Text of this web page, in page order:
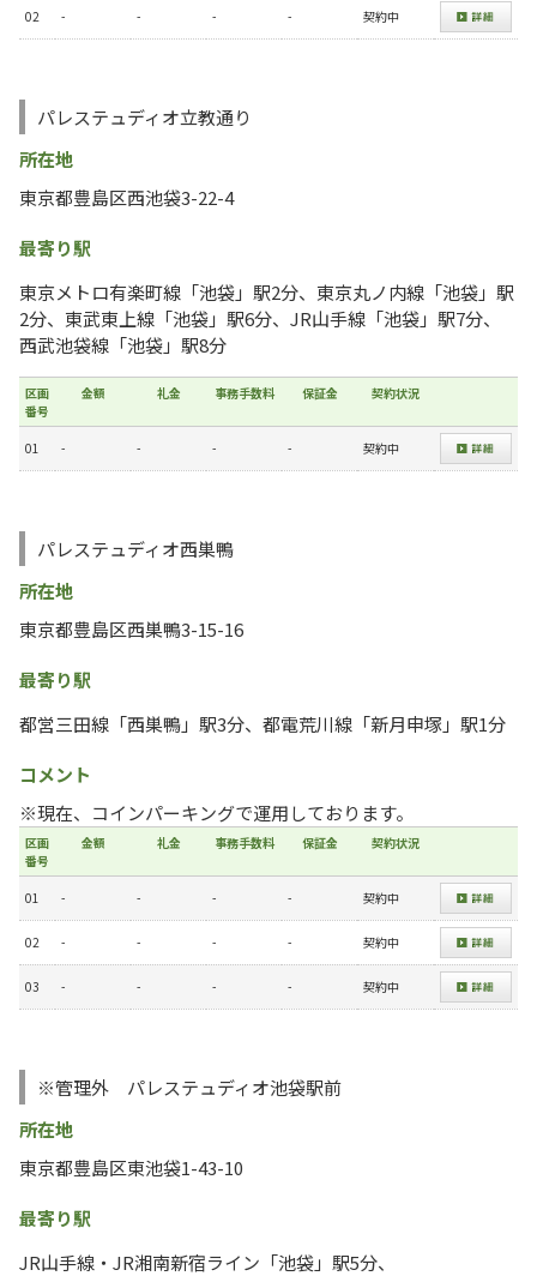
02 - - - - 契約中
パレステュディオ立教通り
所在地
東京都豊島区西池袋3-22-4
最寄り駅
東京メトロ有楽町線「池袋」駅2分、東京丸ノ内線「池袋」駅
2分、東武東上線「池袋」駅6分、JR山手線「池袋」駅7分、
西武池袋線「池袋」駅8分
区画
番号
金額 礼金 事務手数料 保証金 契約状況
01 - - - - 契約中
パレステュディオ西巣鴨
所在地
東京都豊島区西巣鴨3-15-16
最寄り駅
都営三田線「西巣鴨」駅3分、都電荒川線「新月申塚」駅1分
コメント
※現在、コインパーキングで運用しております。
区画
番号
金額 礼金 事務手数料 保証金 契約状況
01 - - - - 契約中
02 - - - - 契約中
03 - - - - 契約中
※管理外 パレステュディオ池袋駅前
所在地
東京都豊島区東池袋1-43-10
最寄り駅
JR山手線・JR湘南新宿ライン「池袋」駅5分、